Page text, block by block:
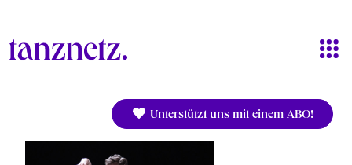
Unterstützt uns mit einem ABO!